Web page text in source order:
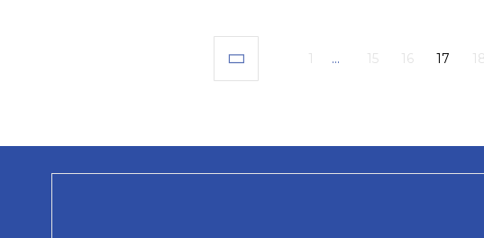
1 ... 15 16 17